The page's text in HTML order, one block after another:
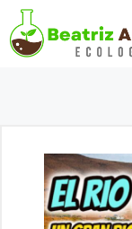
Saltar
al
contenido